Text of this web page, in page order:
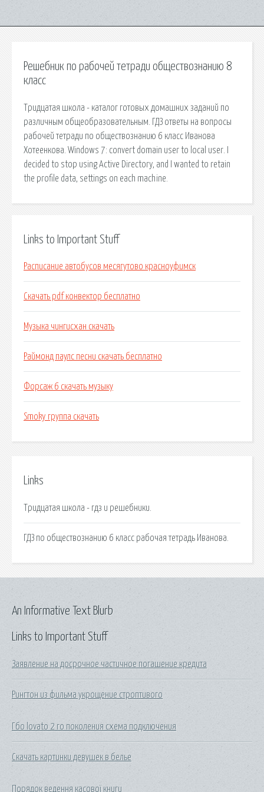
Решебник по рабочей тетради обществознанию 8
класс
Тридцатая школа - каталог готовых домашних заданий по
различным общеобразовательным. ГДЗ ответы на вопросы
рабочей тетради по обществознанию 6 класс Иванова
Хотеенкова. Windows 7: convert domain user to local user. I
decided to stop using Active Directory, and I wanted to retain
the profile data, settings on each machine.
Links to Important Stuff
Расписание автобусов месягутово красноуфимск
Скачать pdf конвектор бесплатно
Музыка чингисхан скачать
Раймонд паулс песни скачать бесплатно
Форсаж 6 скачать музыку
Smoky группа скачать
Links
Тридцатая школа - гдз и решебники.
ГДЗ по обществознанию 6 класс рабочая тетрадь Иванова.
Links to Important Stuff
Заявление на досрочное частичное погашение кредита
Рингтон из фильма укрощение строптивого
Гбо lovato 2 го поколения схема подключения
Скачать картинки девушек в белье
Порядок ведення касової книги
An Informative Text Blurb